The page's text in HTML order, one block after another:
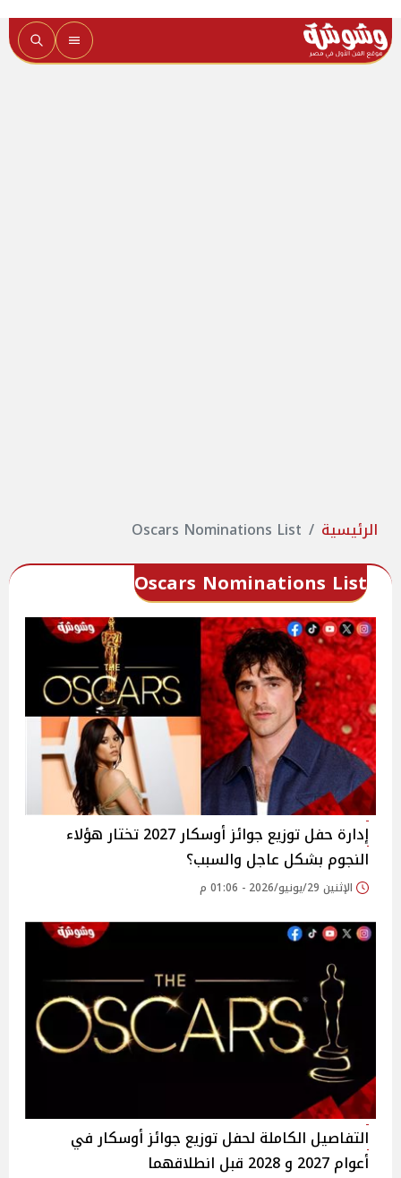
الرئيسية Oscars Nominations List
Oscars Nominations List
إدارة حفل توزيع جوائز أوسكار 2027 تختار هؤلاء
النجوم بشكل عاجل والسبب؟
الإثنين 29/يونيو/2026 - 01:06 م
التفاصيل الكاملة لحفل توزيع جوائز أوسكار في
أعوام 2027 و 2028 قبل انطلاقهما